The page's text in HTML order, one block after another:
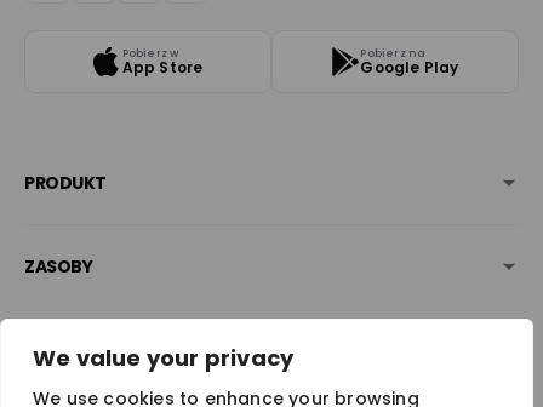
We value your privacy
We use cookies to enhance your browsing
Pobierz w
App Store
Pobierz na
Google Play
PRODUKT
ZASOBY
BEZPIECZEŃSTWO & NAGRODY